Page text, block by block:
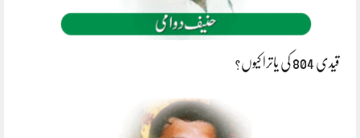
قیدی 804 کی یاترا کیوں؟